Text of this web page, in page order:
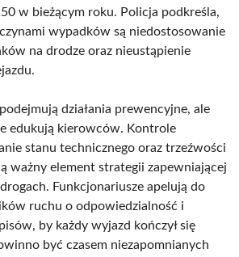
w bieżącym roku. Policja podkreśla,
wypadków są niedostosowanie
na drodze oraz nieustąpienie
działania prewencyjne, ale
edukują kierowców. Kontrole
stanu technicznego oraz trzeźwości
ważny element strategii zapewniającej
Funkcjonariusze apelują do
ruchu o odpowiedzialność i
by każdy wyjazd kończył się
być czasem niezapomnianych